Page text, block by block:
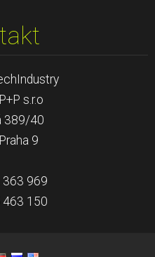
s.r.o
389/40
9
969
150